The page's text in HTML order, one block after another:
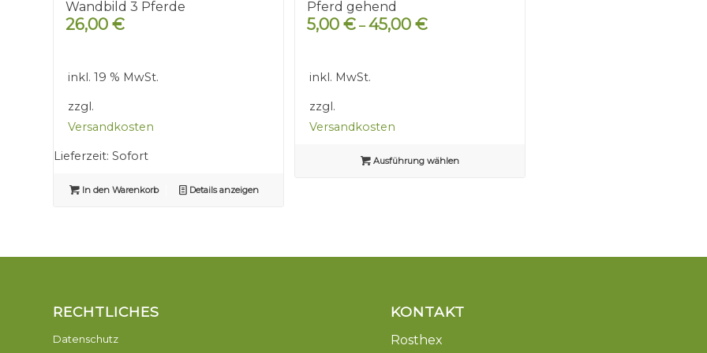
Wandbild 3 Pferde
26,00 €
inkl. 19 % MwSt.
zzgl.
Versandkosten
Lieferzeit: Sofort
In den Warenkorb Details anzeigen
Pferd gehend
5,00 €–45,00 €
inkl. MwSt.
zzgl.
Versandkosten
Ausführung wählen
RECHTLICHES
Datenschutz
KONTAKT
Rosthex